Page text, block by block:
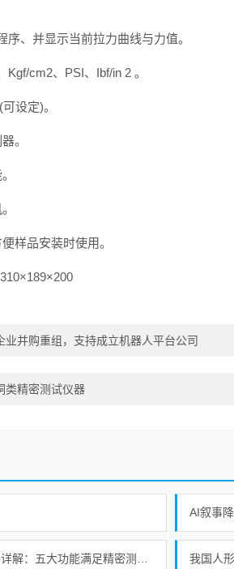
、并显示当前拉力曲线与力值。
cm2、PSI、Ibf/in 2 。
设定)。
。
样品安装时使用。
业并购重组，支持成立机器人平台公司
类精密测试仪器
AI叙事